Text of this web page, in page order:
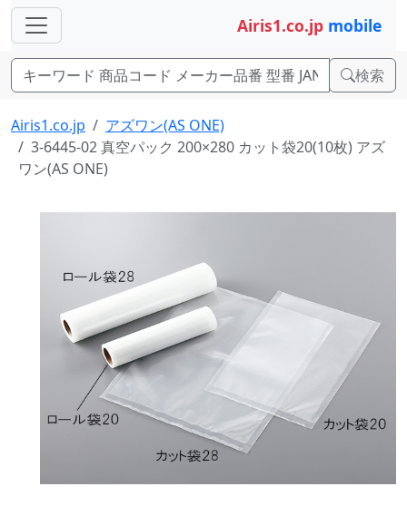
Airis1.co.jp mobile
検索
Airis1.co.jp
アズワン(AS ONE)
3-6445-02 真空パック 200×280 カット袋20(10枚) アズ
ワン(AS ONE)